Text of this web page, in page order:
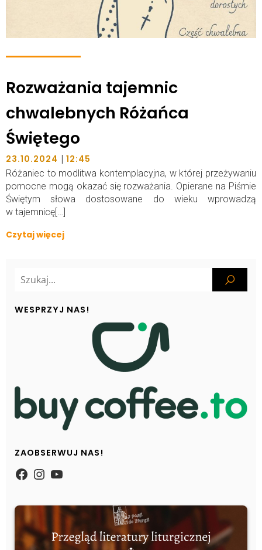
Rozważania tajemnic
chwalebnych Różańca
Świętego
23.10.2024 | 12:45
Różaniec to modlitwa kontemplacyjna, w której przeżywaniu
pomocne mogą okazać się rozważania. Opierane na Piśmie
Świętym słowa dostosowane do wieku wprowadzą
w tajemnicę[…]
Czytaj więcej
WESPRZYJ NAS!
ZAOBSERWUJ NAS!
https://www.facebook.com/
Instagram
YouTube